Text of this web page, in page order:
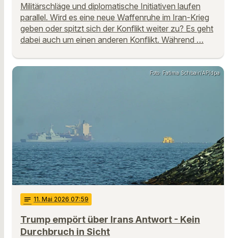
Militärschläge und diplomatische Initiativen laufen
parallel. Wird es eine neue Waffenruhe im Iran-Krieg
geben oder spitzt sich der Konflikt weiter zu? Es geht
dabei auch um einen anderen Konflikt. Während …
Foto: Fatima Schbair/AP/dpa
notes 11. Mai 2026 07:59
Trump empört über Irans Antwort - Kein
Durchbruch in Sicht